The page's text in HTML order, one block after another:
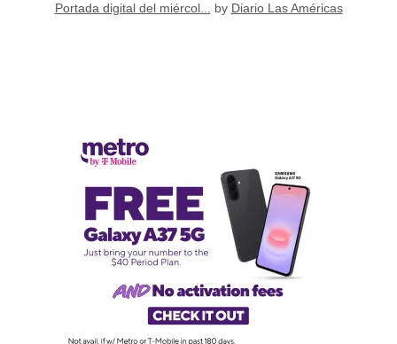
Portada digital del miércol... by Diario Las Américas